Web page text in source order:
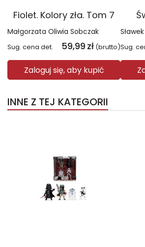
Fiolet. Kolory zła. Tom 7
Małgorzata Oliwia Sobczak
Sug. cena det. 59,99 zł (brutto)
Zaloguj się, aby kupić
Sug.
INNE Z TEJ KATEGORII